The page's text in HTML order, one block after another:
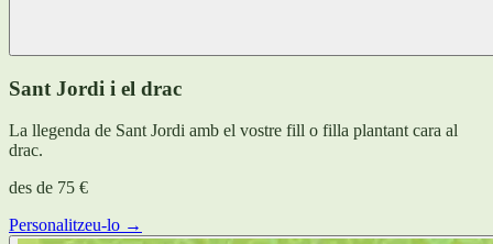
Sant Jordi i el drac
La llegenda de Sant Jordi amb el vostre fill o filla plantant cara al
drac.
des de 75 €
Personalitzeu-lo →